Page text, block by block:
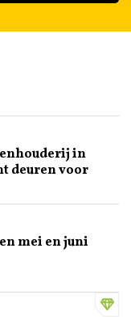
in
deuren voor
mei en juni